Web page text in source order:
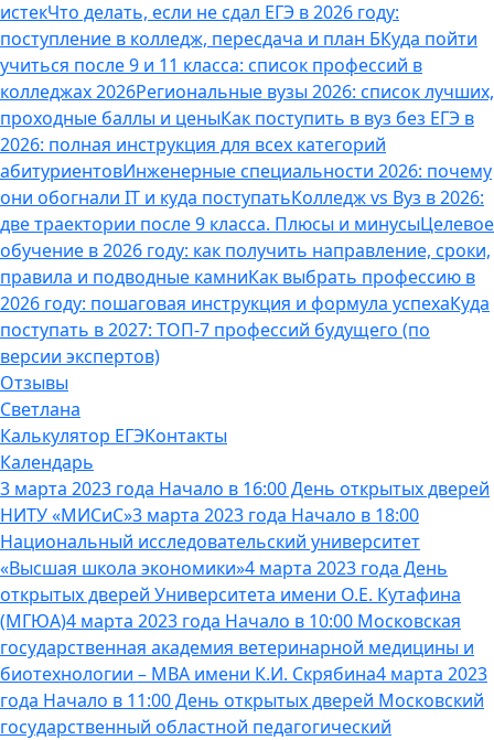
истекЧто делать, если не сдал ЕГЭ в 2026 году:
поступление в колледж, пересдача и план БКуда пойти
учиться после 9 и 11 класса: список профессий в
колледжах 2026Региональные вузы 2026: список лучших,
проходные баллы и ценыКак поступить в вуз без ЕГЭ в
2026: полная инструкция для всех категорий
абитуриентовИнженерные специальности 2026: почему
они обогнали IT и куда поступатьКолледж vs Вуз в 2026:
две траектории после 9 класса. Плюсы и минусыЦелевое
обучение в 2026 году: как получить направление, сроки,
правила и подводные камниКак выбрать профессию в
2026 году: пошаговая инструкция и формула успехаКуда
поступать в 2027: ТОП-7 профессий будущего (по
версии экспертов)
Отзывы
Светлана
Калькулятор ЕГЭКонтакты
Календарь
3 марта 2023 года Начало в 16:00 День открытых дверей
НИТУ «МИСиС»3 марта 2023 года Начало в 18:00
Национальный исследовательский университет
«Высшая школа экономики»4 марта 2023 года День
открытых дверей Университета имени О.Е. Кутафина
(МГЮА)4 марта 2023 года Начало в 10:00 Московская
государственная академия ветеринарной медицины и
биотехнологии – МВА имени К.И. Скрябина4 марта 2023
года Начало в 11:00 День открытых дверей Московский
государственный областной педагогический